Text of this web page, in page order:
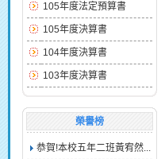
105年度法定預算書
105年度決算書
104年度決算書
103年度決算書
榮譽榜
恭賀!本校五年二班黃宥然...